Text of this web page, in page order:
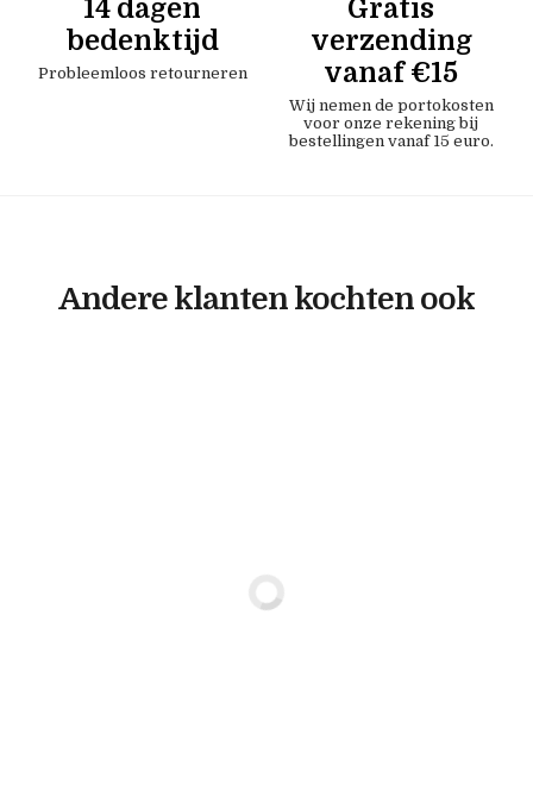
14 dagen
bedenktijd
Probleemloos retourneren
Gratis
verzending
vanaf €15
Wij nemen de portokosten
voor onze rekening bij
bestellingen vanaf 15 euro.
Andere klanten kochten ook